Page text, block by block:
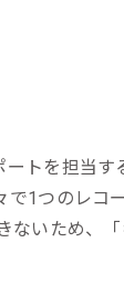
ートを担当す
で1つのレコ
ないため、